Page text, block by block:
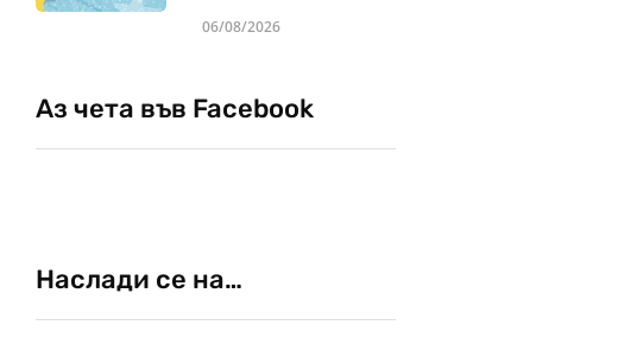
06/08/2026
Аз чета във Facebook
Наслади се на…